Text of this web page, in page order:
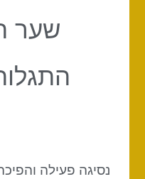
שער
נסיגה פעילה